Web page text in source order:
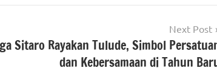
Next Post
Sitaro Rayakan Tulude, Simbol
dan Kebersamaan di Tahun